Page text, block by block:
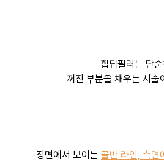
힙딥필러는 단순
꺼진 부분을 채우는 시술
정면에서 보이는 골반 라인, 측면